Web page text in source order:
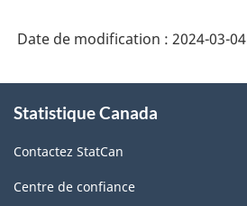
des
produits
agricoles
Date de modification : 2024-03-04
propos
ce
site
Statistique Canada
Contactez StatCan
Centre de confiance